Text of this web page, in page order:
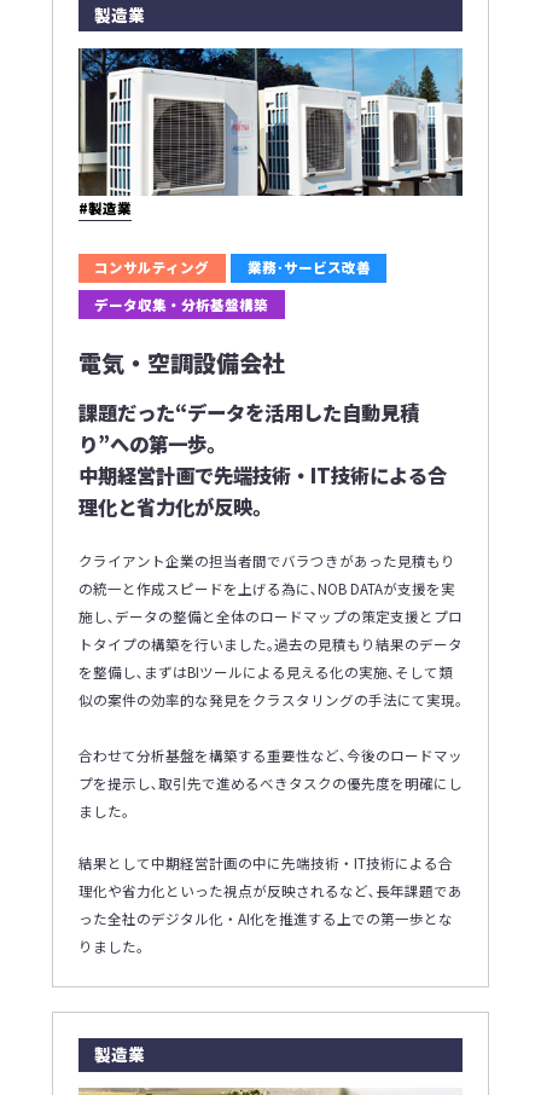
製造業
#製造業
コンサルティング
業務･サービス改善
データ収集・分析基盤構築
電気・空調設備会社
課題だった“データを活用した自動見積
り”への第一歩｡
中期経営計画で先端技術・IT技術による合
理化と省力化が反映｡
クライアント企業の担当者間でバラつきがあった見積もり
の統一と作成スピードを上げる為に､NOB DATAが支援を実
施し､データの整備と全体のロードマップの策定支援とプロ
トタイプの構築を行いました｡過去の見積もり結果のデータ
を整備し､まずはBIツールによる見える化の実施､そして類
似の案件の効率的な発見をクラスタリングの手法にて実現｡
合わせて分析基盤を構築する重要性など､今後のロードマッ
プを提示し､取引先で進めるべきタスクの優先度を明確にし
ました｡
結果として中期経営計画の中に先端技術・IT技術による合
理化や省力化といった視点が反映されるなど､長年課題であ
った全社のデジタル化・AI化を推進する上での第一歩とな
りました｡
製造業